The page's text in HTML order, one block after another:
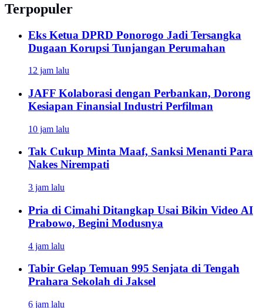
Terpopuler
Eks Ketua DPRD Ponorogo Jadi Tersangka
Dugaan Korupsi Tunjangan Perumahan
12 jam lalu
JAFF Kolaborasi dengan Perbankan, Dorong
Kesiapan Finansial Industri Perfilman
10 jam lalu
Tak Cukup Minta Maaf, Sanksi Menanti Para
Nakes Nirempati
3 jam lalu
Pria di Cimahi Ditangkap Usai Bikin Video AI
Prabowo, Begini Modusnya
4 jam lalu
Tabir Gelap Temuan 995 Senjata di Tengah
Prahara Sekolah di Jaksel
6 jam lalu